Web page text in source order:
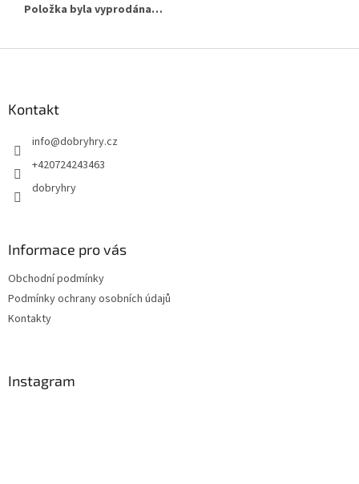
Položka byla vyprodána…
Kontakt
info@dobryhry.cz
+420724243463
dobryhry
Informace pro vás
Obchodní podmínky
Podmínky ochrany osobních údajů
Kontakty
Instagram